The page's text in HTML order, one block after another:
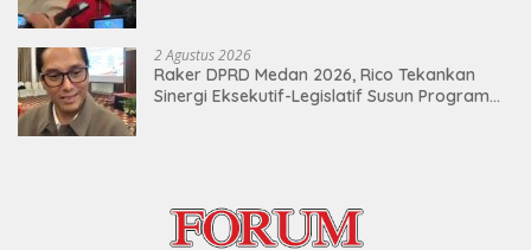
2 Agustus 2026
Raker DPRD Medan 2026, Rico Tekankan
Sinergi Eksekutif-Legislatif Susun Program